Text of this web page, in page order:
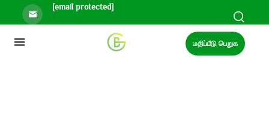
[email protected]
மதிப்பீடு பெறுக